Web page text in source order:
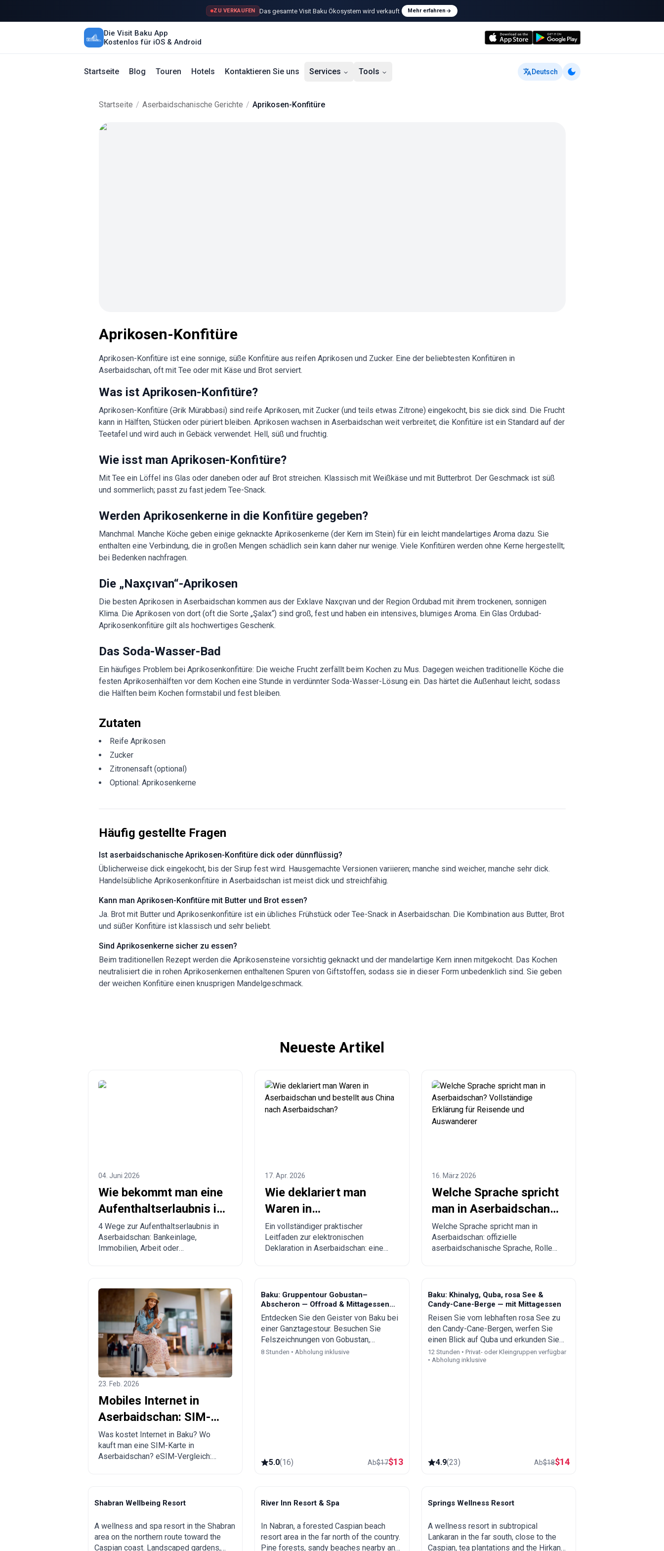
ZU VERKAUFEN Das gesamte Visit Baku Ökosystem wird verkauft Mehr erfahren
Die Visit Baku App
Kostenlos für iOS & Android
Startseite Blog Touren Hotels Kontaktieren Sie uns Services Tools Deutsch
Startseite / Aserbaidschanische Gerichte / Aprikosen-Konfitüre
Aprikosen-Konfitüre
Aprikosen-Konfitüre ist eine sonnige, süße Konfitüre aus reifen Aprikosen und Zucker. Eine der beliebtesten Konfitüren in
Aserbaidschan, oft mit Tee oder mit Käse und Brot serviert.
Was ist Aprikosen-Konfitüre?
Aprikosen-Konfitüre (Ərik Mürəbbəsi) sind reife Aprikosen, mit Zucker (und teils etwas Zitrone) eingekocht, bis sie dick sind. Die Frucht
kann in Hälften, Stücken oder püriert bleiben. Aprikosen wachsen in Aserbaidschan weit verbreitet; die Konfitüre ist ein Standard auf der
Teetafel und wird auch in Gebäck verwendet. Hell, süß und fruchtig.
Wie isst man Aprikosen-Konfitüre?
Mit Tee ein Löffel ins Glas oder daneben oder auf Brot streichen. Klassisch mit Weißkäse und mit Butterbrot. Der Geschmack ist süß
und sommerlich; passt zu fast jedem Tee-Snack.
Werden Aprikosenkerne in die Konfitüre gegeben?
Manchmal. Manche Köche geben einige geknackte Aprikosenkerne (der Kern im Stein) für ein leicht mandelartiges Aroma dazu. Sie
enthalten eine Verbindung, die in großen Mengen schädlich sein kann daher nur wenige. Viele Konfitüren werden ohne Kerne hergestellt;
bei Bedenken nachfragen.
Die „Naxçıvan“-Aprikosen
Die besten Aprikosen in Aserbaidschan kommen aus der Exklave Naxçıvan und der Region Ordubad mit ihrem trockenen, sonnigen
Klima. Die Aprikosen von dort (oft die Sorte „Şalax“) sind groß, fest und haben ein intensives, blumiges Aroma. Ein Glas Ordubad-
Aprikosenkonfitüre gilt als hochwertiges Geschenk.
Das Soda-Wasser-Bad
Ein häufiges Problem bei Aprikosenkonfitüre: Die weiche Frucht zerfällt beim Kochen zu Mus. Dagegen weichen traditionelle Köche die
festen Aprikosenhälften vor dem Kochen eine Stunde in verdünnter Soda-Wasser-Lösung ein. Das härtet die Außenhaut leicht, sodass
die Hälften beim Kochen formstabil und fest bleiben.
Zutaten
Reife Aprikosen
Zucker
Zitronensaft (optional)
Optional: Aprikosenkerne
Häufig gestellte Fragen
Ist aserbaidschanische Aprikosen-Konfitüre dick oder dünnflüssig?
Üblicherweise dick eingekocht, bis der Sirup fest wird. Hausgemachte Versionen variieren; manche sind weicher, manche sehr dick.
Handelsübliche Aprikosenkonfitüre in Aserbaidschan ist meist dick und streichfähig.
Kann man Aprikosen-Konfitüre mit Butter und Brot essen?
Ja. Brot mit Butter und Aprikosenkonfitüre ist ein übliches Frühstück oder Tee-Snack in Aserbaidschan. Die Kombination aus Butter, Brot
und süßer Konfitüre ist klassisch und sehr beliebt.
Sind Aprikosenkerne sicher zu essen?
Beim traditionellen Rezept werden die Aprikosensteine vorsichtig geknackt und der mandelartige Kern innen mitgekocht. Das Kochen
neutralisiert die in rohen Aprikosenkernen enthaltenen Spuren von Giftstoffen, sodass sie in dieser Form unbedenklich sind. Sie geben
der weichen Konfitüre einen knusprigen Mandelgeschmack.
Neueste Artikel
04. Juni 2026
Wie bekommt man eine
Aufenthaltserlaubnis in
Aserbaidschan? 4
Wege zur Legalisierung
4 Wege zur Aufenthaltserlaubnis in
Aserbaidschan: Bankeinlage,
Immobilien, Arbeit oder
17. Apr. 2026
Wie deklariert man
Waren in
Aserbaidschan und
bestellt aus China nach
Ein vollständiger praktischer
Leitfaden zur elektronischen
Deklaration in Aserbaidschan: eine
Lieferzeiten und eine Schritt-für-
Schritt-Anleitung für Bestellungen
aus China, der Türkei, den USA und
anderen Ländern nach
Aserbaidschan.
16. März 2026
Welche Sprache spricht
man in Aserbaidschan?
Vollständige Erklärung
für Reisende und
Welche Sprache spricht man in
Aserbaidschan: offizielle
aserbaidschanische Sprache, Rolle
Menschen, die einen Umzug planen.
23. Feb. 2026
Mobiles Internet in
Aserbaidschan: SIM-
Karte und eSIM in Baku
kaufen
Was kostet Internet in Baku? Wo
kauft man eine SIM-Karte in
Aserbaidschan? eSIM-Vergleich:
Baku: Gruppentour Gobustan–
Abscheron — Offroad & Mittagessen
inklusive
Entdecken Sie den Geister von Baku bei
einer Ganztagestour. Besuchen Sie
Felszeichnungen von Gobustan,
Schlammvulkane, Rituale im
8 Stunden • Abholung inklusive
5.0(16) Ab$17$13
Baku: Khinalyg, Quba, rosa See &
Candy-Cane-Berge — mit Mittagessen
Reisen Sie vom lebhaften rosa See zu
den Candy-Cane-Bergen, werfen Sie
einen Blick auf Quba und erkunden Sie
das alte Dorf Khinalyg. Landschaftlich
schöne Straßen, wilde Berge und
12 Stunden • Privat- oder Kleingruppen verfügbar
• Abholung inklusive
4.9(23) Ab$18$14
Shabran
Shabran Wellbeing Resort
A wellness and spa resort in the Shabran
area on the northern route toward the
Caspian coast. Landscaped gardens,
Nabran
River Inn Resort & Spa
In Nabran, a forested Caspian beach
resort area in the far north of the country.
Pine forests, sandy beaches nearby and
Lankaran
Springs Wellness Resort
A wellness resort in subtropical
Lankaran in the far south, close to the
Caspian, tea plantations and the Hirkan